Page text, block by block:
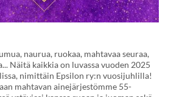
naurua, ruokaa, mahtavaa seuraa,
Näitä kaikkia on luvassa vuoden 2025
nimittäin Epsilon ry:n vuosijuhlilla!
mahtavan ainejärjestömme 55-